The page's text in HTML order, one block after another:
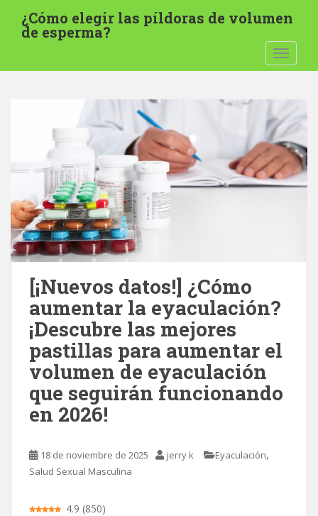
a
¿Cómo elegir las píldoras de volumen
de esperma?
[¡Nuevos datos!] ¿Cómo
aumentar la eyaculación?
¡Descubre las mejores
pastillas para aumentar el
volumen de eyaculación
que seguirán funcionando
en 2026!
18 de noviembre de 2025 jerry k Eyaculación,
Salud Sexual Masculina
4.9 (850)